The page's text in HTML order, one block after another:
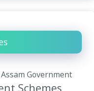
Assam Government
Schemes